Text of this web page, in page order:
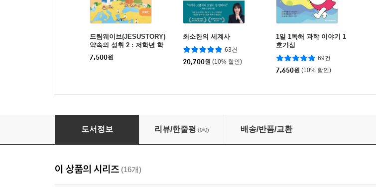
드림웨이브(JESUSTORY)
약속의 성취 2 : 저학년 학
생용
7,500원
최소한의 세계사
63건
20,700원 (10% 할인)
1일 1독해 과학 이야기 1
호기심
69건
7,650원 (10% 할인)
드림웨이브(JESUSTORY) 약속의 성취 2 : 저학년 인도자용
도서정보 리뷰/한줄평 (0/0) 배송/반품/교환
이 상품의 시리즈 (16개)